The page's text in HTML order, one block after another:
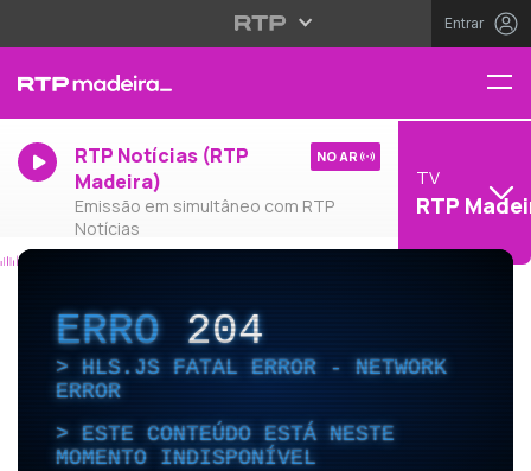
Entrar
RTP Notícias (RTP
Madeira)
Emissão em simultâneo com RTP
Notícias
NO AR
TV
RTP
ERRO204
HLS.JS FATAL ERROR - NETWORK
ERROR
ESTE CONTEÚDO ESTÁ NESTE
MOMENTO INDISPONÍVEL